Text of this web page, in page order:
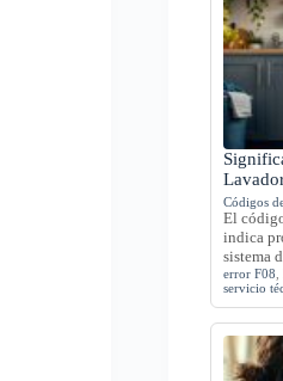
Códigos
El
indica
sistema
error F08
servicio